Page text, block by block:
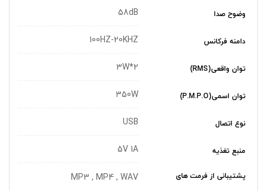
وضوح صدا 58dB
دامنه فرکانس 100HZ-20KHZ
توان واقعی(RMS) 3W*2
توان اسمی(P.M.P.O) 350W
نوع اتصال USB
منبع تغذیه 5V 1A
پشتیبانی از فرمت های MP3 , MP4 , WAV